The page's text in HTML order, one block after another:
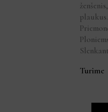
plaukus.
Turime